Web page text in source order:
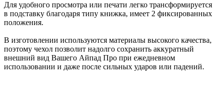
Для удобного просмотра или печати легко трансформируется
в подставку благодаря типу книжка, имеет 2 фиксированных
положения.
В изготовлении используются материалы высокого качества,
поэтому чехол позволит надолго сохранить аккуратный
внешний вид Вашего Айпад Про при ежедневном
использовании и даже после сильных ударов или падений.